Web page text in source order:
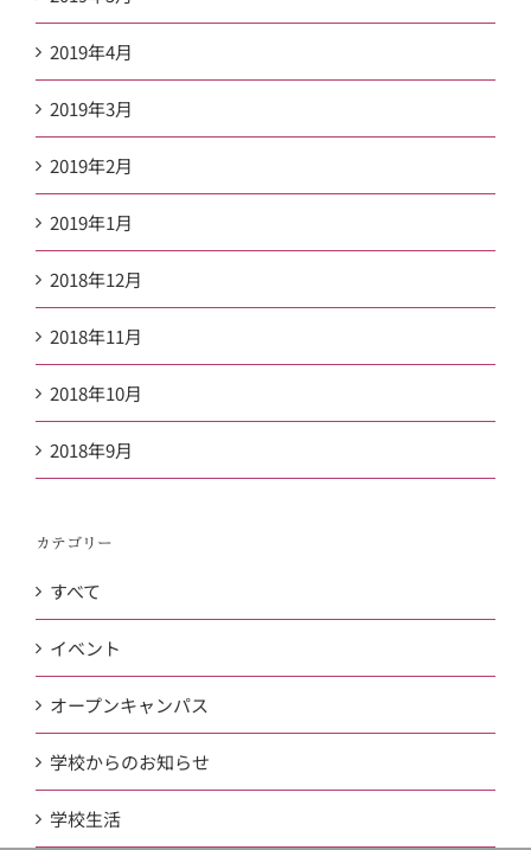
2019年4月
2019年3月
2019年2月
2019年1月
2018年12月
2018年11月
2018年10月
2018年9月
カテゴリー
すべて
イベント
オープンキャンパス
学校からのお知らせ
学校生活